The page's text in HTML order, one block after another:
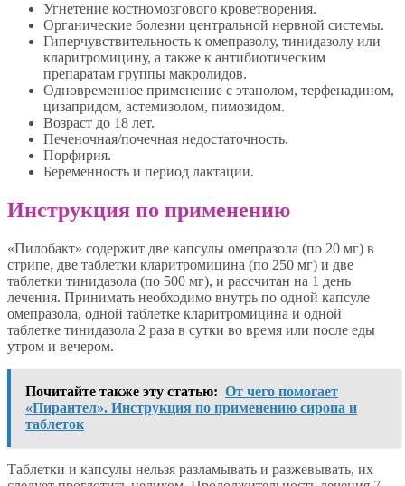
Угнетение костномозгового кроветворения.
Органические болезни центральной нервной системы.
Гиперчувствительность к омепразолу, тинидазолу или
кларитромицину, а также к антибиотическим
препаратам группы макролидов.
Одновременное применение с этанолом, терфенадином,
цизапридом, астемизолом, пимозидом.
Возраст до 18 лет.
Печеночная/почечная недостаточность.
Порфирия.
Беременность и период лактации.
Инструкция по применению
«Пилобакт» содержит две капсулы омепразола (по 20 мг) в
стрипе, две таблетки кларитромицина (по 250 мг) и две
таблетки тинидазола (по 500 мг), и рассчитан на 1 день
лечения. Принимать необходимо внутрь по одной капсуле
омепразола, одной таблетке кларитромицина и одной
таблетке тинидазола 2 раза в сутки во время или после еды
утром и вечером.
Почитайте также эту статью: От чего помогает
«Пирантел». Инструкция по применению сиропа и
таблеток
Таблетки и капсулы нельзя разламывать и разжевывать, их